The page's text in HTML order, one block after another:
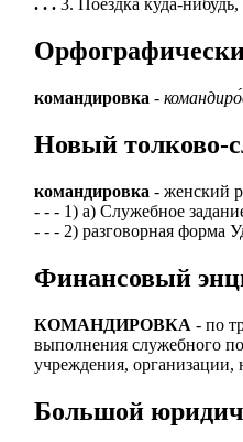
Также
А
#
#
#
В
В
В
. . . 3. Поездка куда-
командировка -
Новый толково-
командировка - женский
- - - 1) а) Служебное
- - - 2) разговорная форма
Финансовый
КОМАНДИРОВКА - по
выполнения служебного
учреждения, организации,
Большой